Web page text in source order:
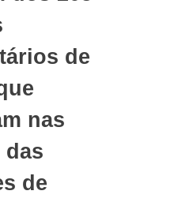
de
nas
das
de